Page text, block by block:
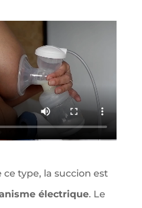
type, la succion est
électrique. Le